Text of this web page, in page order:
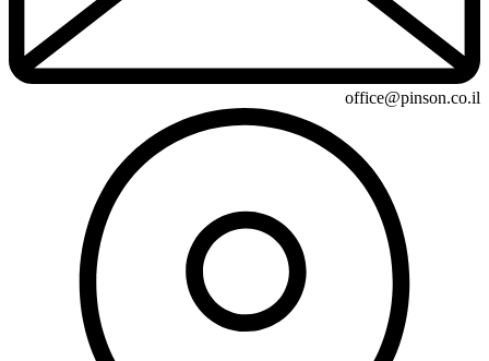
office@pinson.co.il